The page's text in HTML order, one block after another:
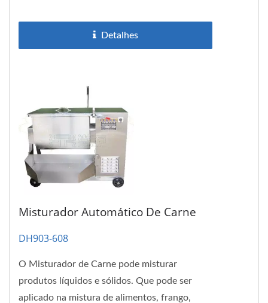
Detalhes
Misturador Automático De Carne
DH903-608
O Misturador de Carne pode misturar
produtos líquidos e sólidos. Que pode ser
aplicado na mistura de alimentos, frango,